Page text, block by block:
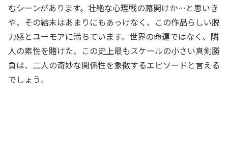
むシーンがあります。壮絶な心理戦の幕開けか…と思いき
や、その結末はあまりにもあっけなく、この作品らしい脱
力感とユーモアに満ちています。世界の命運ではなく、隣
人の素性を賭けた、この史上最もスケールの小さい真剣勝
負は、二人の奇妙な関係性を象徴するエピソードと言える
でしょう。